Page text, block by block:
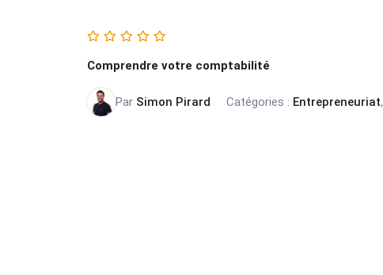
Comprendre votre comptabilité
Par Simon Pirard Catégories : Entrepreneuriat,